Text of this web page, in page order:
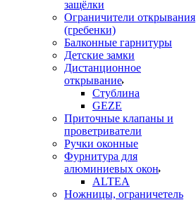
защёлки
Ограничители открывания
(гребенки)
Балконные гарнитуры
Детские замки
Дистанционное
открывание
Стублина
GEZE
Приточные клапаны и
проветриватели
Ручки оконные
Фурнитура для
алюминиевых окон
ALTEA
Ножницы, ограничетель